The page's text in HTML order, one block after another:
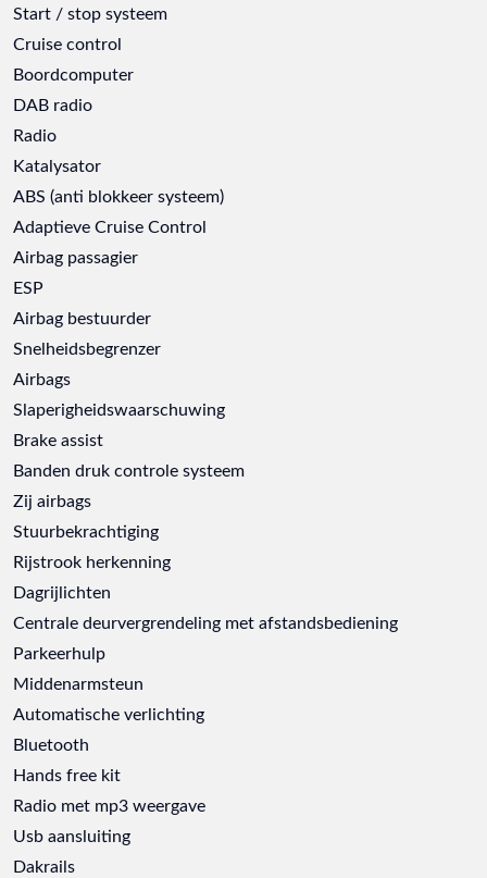
Start / stop systeem
Cruise control
Boordcomputer
DAB radio
Radio
Katalysator
ABS (anti blokkeer systeem)
Adaptieve Cruise Control
Airbag passagier
ESP
Airbag bestuurder
Snelheidsbegrenzer
Airbags
Slaperigheidswaarschuwing
Brake assist
Banden druk controle systeem
Zij airbags
Stuurbekrachtiging
Rijstrook herkenning
Dagrijlichten
Centrale deurvergrendeling met afstandsbediening
Parkeerhulp
Middenarmsteun
Automatische verlichting
Bluetooth
Hands free kit
Radio met mp3 weergave
Usb aansluiting
Dakrails